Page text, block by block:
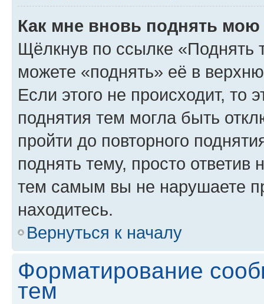
Как мне вновь поднять мою
Щёлкнув по ссылке «Поднять
можете «поднять» её в
Если этого не происходит, то
поднятия тем могла быть
пройти до повторного
поднять тему, просто ответив
тем самым вы не нарушаете
находитесь.
Вернуться к началу
Форматирование
тем